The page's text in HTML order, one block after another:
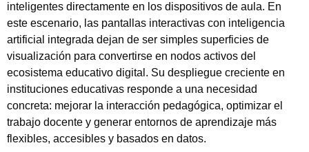
inteligentes directamente en los dispositivos de aula. En
este escenario, las pantallas interactivas con inteligencia
artificial integrada dejan de ser simples superficies de
visualización para convertirse en nodos activos del
ecosistema educativo digital. Su despliegue creciente en
instituciones educativas responde a una necesidad
concreta: mejorar la interacción pedagógica, optimizar el
trabajo docente y generar entornos de aprendizaje más
flexibles, accesibles y basados en datos.